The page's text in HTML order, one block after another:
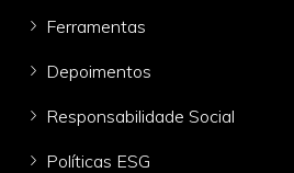
Ferramentas
Depoimentos
Responsabilidade Social
Políticas ESG